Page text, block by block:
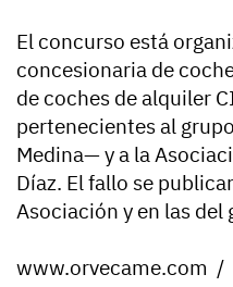
El concurso está
concesionaria de
de coches de alquiler
pertenecientes al
Medina— y a la
Díaz. El fallo se
Asociación y en las del
www.orvecame.com /